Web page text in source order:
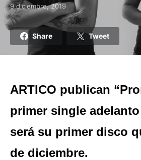
Posted on
9 diciembre, 2019
Share Tweet
ARTICO publican
primer single
será su primer disco
de diciembre.